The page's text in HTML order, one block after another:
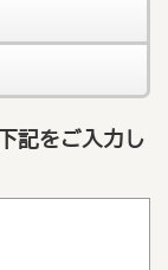
記をご入力し